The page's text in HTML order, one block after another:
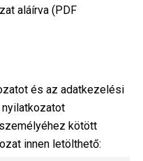
aláírva (PDF
és az adatkezelési
kötött
innen letölthető: